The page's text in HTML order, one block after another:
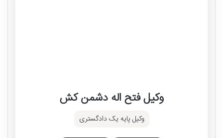
وکیل فتح اله دشمن کش
وکیل پایه یک دادگستری